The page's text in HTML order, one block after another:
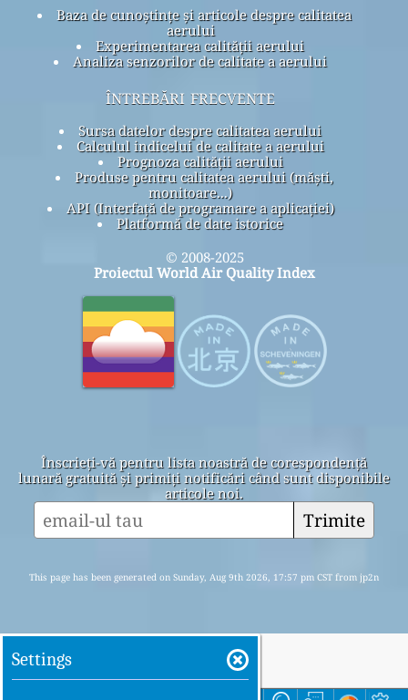
Baza de cunoștințe și articole despre calitatea
aerului
Experimentarea calității aerului
Analiza senzorilor de calitate a aerului
întrebări frecvente
Sursa datelor despre calitatea aerului
Calculul indicelui de calitate a aerului
Prognoza calității aerului
Produse pentru calitatea aerului (măști,
monitoare...)
API (Interfață de programare a aplicației)
Platformă de date istorice
© 2008-2025
Proiectul World Air Quality Index
Înscrieți-vă pentru lista noastră de corespondență
lunară gratuită și primiți notificări când sunt disponibile
articole noi.
Trimite
This page has been generated on Sunday, Aug 9th 2026, 17:57 pm CST from jp2n
Settings